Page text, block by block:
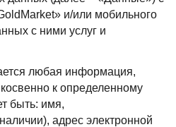
и/или мобильного
с ними услуг и
любая информация,
к определенному
быть: имя,
адрес электронной